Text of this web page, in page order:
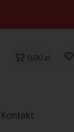
0,00 zł
Kontakt